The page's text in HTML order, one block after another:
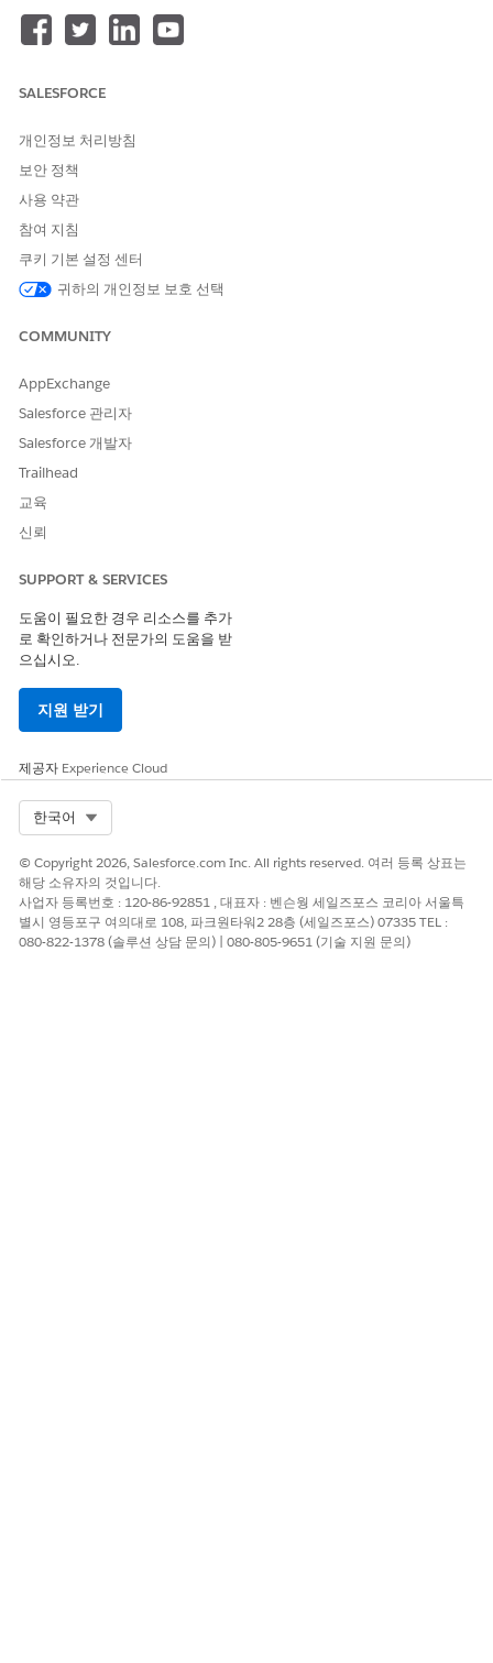
고 전용 라이센스 및 프로필을 통해 범위를 특정 API 호출로 제한합
니다.
권장 구성
"API 전용 사용자" 권한이 있는 통합 사용자를 활성화하여 API 연결
에 대한 액세스만 제한합니다.
보안 영향
시스템 수준 권한을 사용자 액세스와 분리하여 UI 기반 피싱, 수동
데이터 도난에 대한 자격 증명 재사용, 측측 이동의 위험을 제거합
니다.
비즈니스 영향
스에 중요한 연결에 대한 지속적인 가동 시간을 지원합니다.
구성되지 않은 경우 보안 위험
통합 사용자에게 과도한 권한을 부여하면 민감한 데이터에 대한 무
단 액세스 및 무단 사용자에게 의도치 않게 노출될 위험이 증가합니
다.
예상 CVSS 점수 범위
위험 영향 고려 사항
통합 사용자가 많거나 민감한 비즈니스 프로세스에 대한 액세스 권
한이 있는 조직의 경우 위험이 증가합니다.
위험이 높은 경우
API 전용 액세스는 활성화되지 않으므로 통합 사용자에게 더 광범
위한 권한을 부여할 수 있습니다.
낮은 위험 시기
SALESFORCE
개인정보 처리방침
보안 정책
사용 약관
참여 지침
쿠키 기본 설정 센터
귀하의 개인정보 보호 선택
COMMUNITY
AppExchange
Salesforce 관리자
Salesforce 개발자
Trailhead
교육
신뢰
SUPPORT & SERVICES
도움이 필요한 경우 리소스를 추가
로 확인하거나 전문가의 도움을 받
으십시오.
지원 받기
제공자 Experience Cloud
한국어
© Copyright 2026, Salesforce.com Inc. All rights reserved. 여러 등록 상표는
해당 소유자의 것입니다.
사업자 등록번호 : 120-86-92851 , 대표자 : 벤슨웡 세일즈포스 코리아 서울특
별시 영등포구 여의대로 108, 파크원타워2 28층 (세일즈포스) 07335 TEL :
080-822-1378 (솔루션 상담 문의) | 080-805-9651 (기술 지원 문의)